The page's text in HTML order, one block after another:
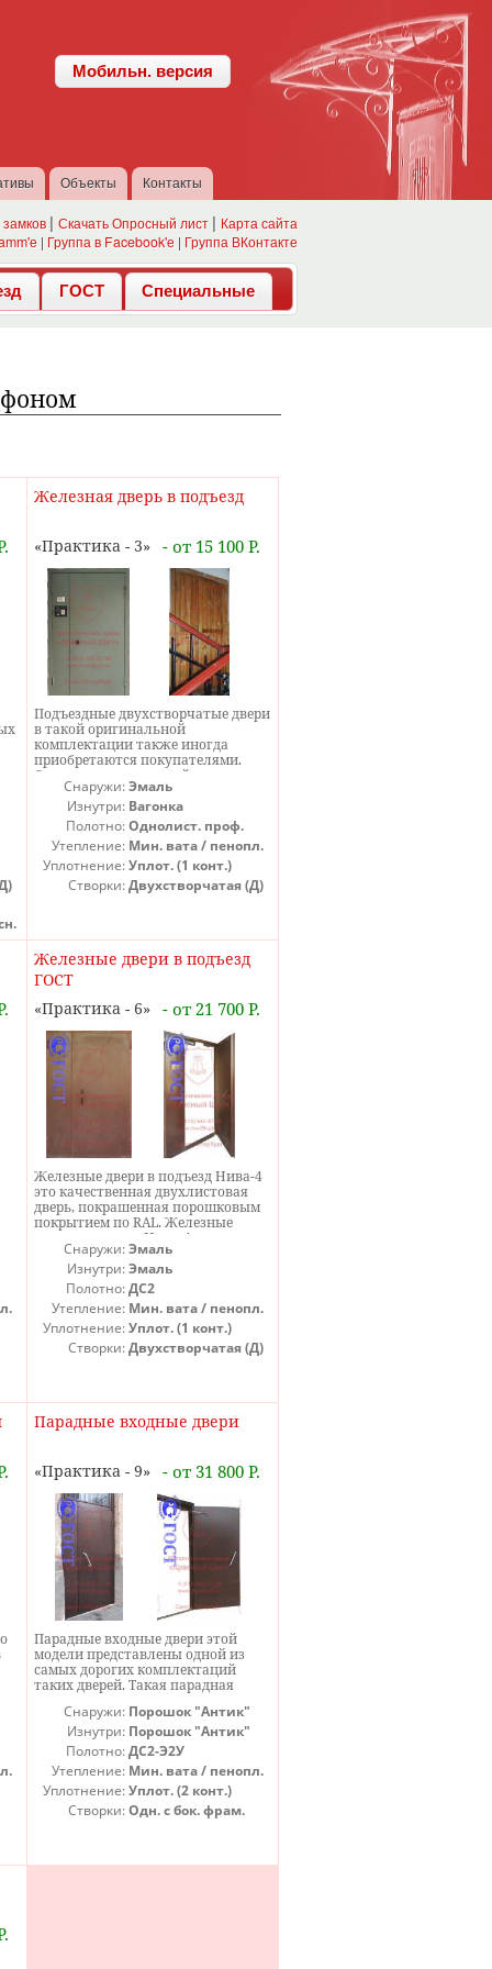
Мобильн. версия
Объекты Контакты
Скачать Опросный лист
Карта сайта
| Группа в Facebook'е | Группа ВКонтакте
ГОСТ Специальные
Железная дверь в подъезд
Практика - 3 - от 15 100 Р.
Подъездные двухстворчатые двери
в такой оригинальной
комплектации также иногда
приобретаются покупателями.
Оригинальность такой
подъездной металлической двери
объясняется вагонкой с
внутренней стороны. Такое
решение вполне оправданно, когда
требуется максимально теплая
входная подъездная дверь за
минимальные деньги. Стальную
подъездную дверь с вагонкой с
очень теплой - вагонка
практически не обмерзает и
служит дополнительной
теплоизоляцией.
Снаружи:Эмаль
Изнутри: Вагонка
Полотно:Однолист. проф.
Утепление: Мин. вата / пенопл.
Уплотнение:Уплот. (1 конт.)
Створки:Двухстворчатая (Д)
Железные двери в подъезд
ГОСТ
Практика - 6
- от 21 700 Р.
Железные двери в подъезд Нива-4
это качественная двухлистовая
дверь, покрашенная порошковым
покрытием по RAL. Железные
двери в подъезд Нива-4
укомплектованы четырьмя
петлями с подшипниками,
накладная плоская задвижка 2 шт,
утеплитель минеральная вата
ursa или rockwel или isover, ручка-
скоба, е-уплотнитель - 1 контур
Снаружи:Эмаль
Изнутри:Эмаль
Полотно:ДС2
Утепление: Мин. вата / пенопл.
Уплотнение:Уплот. (1 конт.)
Створки:Двухстворчатая (Д)
Парадные входные двери
Практика - 9 - от 31 800 Р.
Парадные входные двери этой
модели представлены одной из
самых дорогих комплектаций
таких дверей. Такая парадная
напылением, которое отличается
стойкостью к уличным условиям и
превосходно выглядит. Кроме
этого, такая стальная дверь для
парадного входа очень хорошо
утеплена. От сквозняков подъезд
будет защищен двумя контурами
уплотнения. Парадные стальные
отдельного замка не имеют.
Снаружи: Порошок "Антик"
Изнутри: Порошок "Антик"
Полотно:ДС2-Э2У
Утепление: Мин. вата / пенопл.
Уплотнение:Уплот. (2 конт.)
Створки:Одн. с бок. фрам.